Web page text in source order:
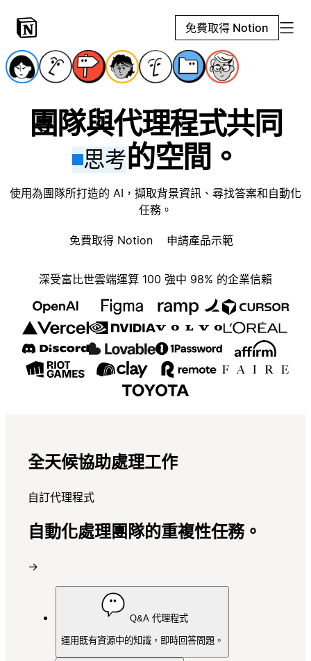
免費取得 Notion
團隊與代理程式共同
思考的空間。
使用為團隊所打造的 AI，擷取背景資訊、尋找答案和自動化
任務。
免費取得 Notion 申請產品示範
深受富比世雲端運算 100 強中 98% 的企業信賴
全天候協助處理工作
自訂代理程式
自動化處理團隊的重複性任務。
→
Q&A 代理程式
運用既有資源中的知識，即時回答問題。